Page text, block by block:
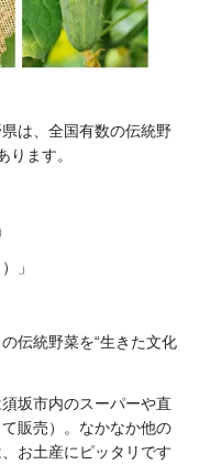
は、全国有数の伝統野
ます。
」
伝統野菜を“生きた文化
坂市内のスーパーや直
販売）。なかなか他の
お土産にピッタリです